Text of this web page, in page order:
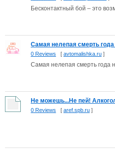
Бесконтактный бой – это
Самая нелепая смерть
0 Reviews [ avtomalishka.ru ]
Самая нелепая смерть года
Не можешь...Не пей!
0 Reviews [ aref.spb.ru ]